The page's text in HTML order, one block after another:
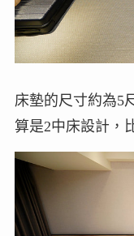
床墊的尺寸約為5
算是2中床設計，